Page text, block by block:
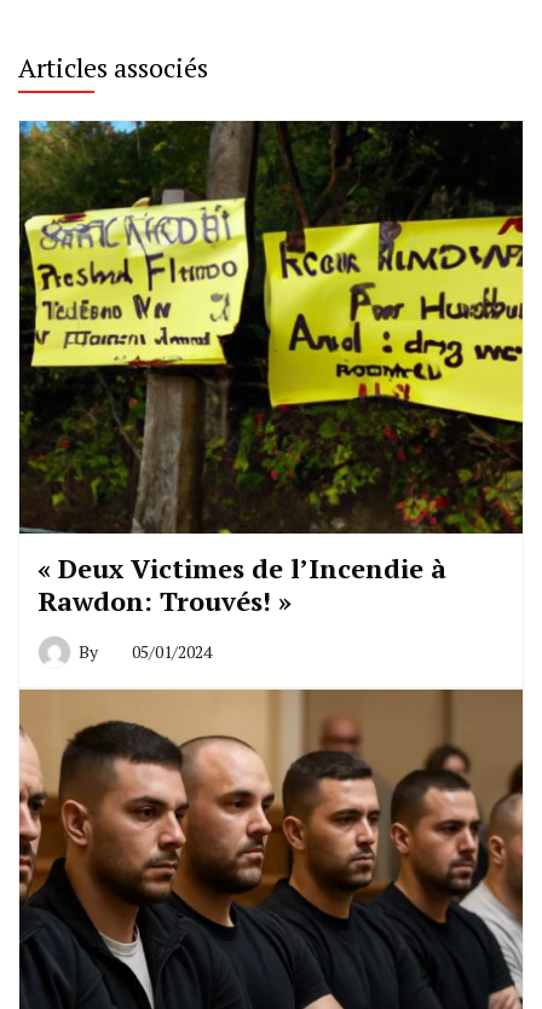
Articles associés
« Deux Victimes de l’Incendie à
Rawdon: Trouvés! »
By 05/01/2024